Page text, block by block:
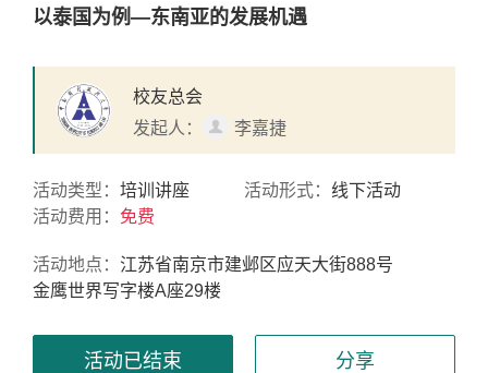
以泰国为例—东南亚的发展机遇
校友总会
发起人：
李嘉捷
活动类型： 培训讲座 活动形式： 线下活动
活动费用： 免费
活动地点： 江苏省南京市建邺区应天大街888号
金鹰世界写字楼A座29楼
活动已结束 分享